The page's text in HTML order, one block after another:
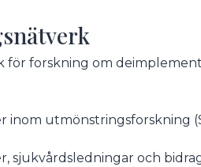
för forskning om
inom utmönstringsforskning
sjukvårdsledningar och